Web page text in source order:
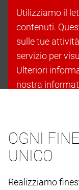
Utilizziamo il
contenuti.
sulle tue
servizio per
Ulteriori
nostra
OGNI
UNICO
Realizziamo